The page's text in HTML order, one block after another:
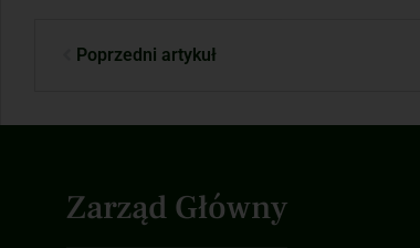
Poprzedni artykuł
Zarząd Główny